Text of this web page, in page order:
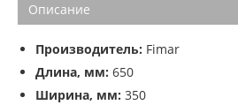
Описание
Производитель: Fimar
Длина, мм: 650
Ширина, мм: 350